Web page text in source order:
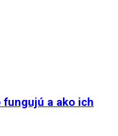
fungujú a ako ich